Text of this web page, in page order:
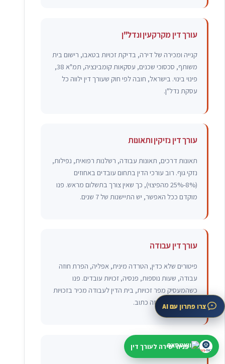
עורך דין מקרקעין ונדל"ן
קנייה ומכירה של דירה, בדיקת זכויות בטאבו, רישום בית
משותף, סכסוכי שכנים, עסקאות קומבינציה, תמ"א 38,
פינוי בינוי. בישראל, חובה לפי חוק שעורך דין ילווה כל
עסקת נדל"ן.
עורך דין נזיקין ותאונות
תאונות דרכים, תאונות עבודה, רשלנות רפואית, נפילות,
נזקי גוף. רוב עורכי הדין בתחום עובדים באחוזים
(8%-25% מהפיצוי), כך שאין צורך בתשלום מראש. פנו
מוקדם ככל האפשר, יש התיישנות של 7 שנים.
עורך דין עבודה
פיטורים שלא כדין, הטרדה מינית, אפליה, הפרת חוזה
עבודה, שעות נוספות, פנסיה, זכויות עובדים. פנו
כשהמעסיק מפר זכויות, בית הדין לעבודה מכיר בזכויות
רבות גם ללא חוזה כתוב.
עורך דין ירושה וצוואות
צרו פתרון עם AI
פניה ישירה לעורך דין